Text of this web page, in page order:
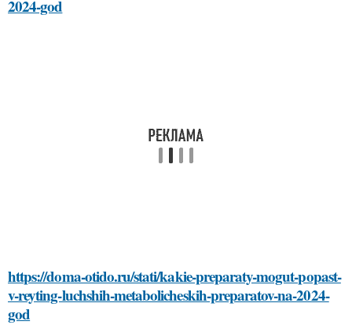
2024-god
https://doma-otido.ru/stati/kakie-preparaty-mogut-popast-
v-reyting-luchshih-metabolicheskih-preparatov-na-2024-
god